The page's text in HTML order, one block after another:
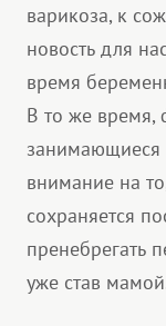
варикоза, к
новость для
время
В то же время,
внимание на
сохраняется
пренебрегать
уже став